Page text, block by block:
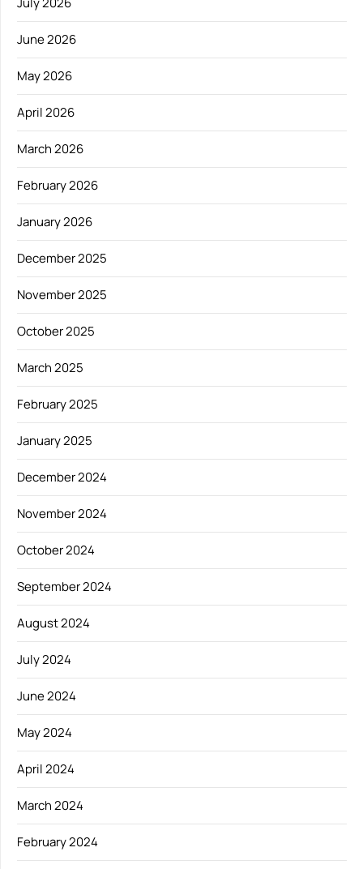
June 2026
May 2026
April 2026
March 2026
February 2026
January 2026
December 2025
November 2025
October 2025
March 2025
February 2025
January 2025
December 2024
November 2024
October 2024
September 2024
August 2024
July 2024
June 2024
May 2024
April 2024
March 2024
February 2024